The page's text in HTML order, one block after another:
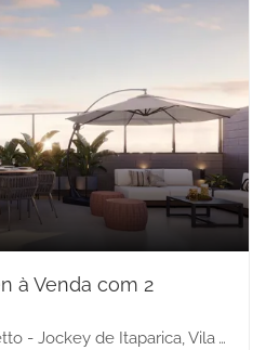
à Venda com 2
de Itaparica, Vila Velha-ES